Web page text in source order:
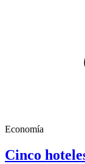
Economía
Cinco